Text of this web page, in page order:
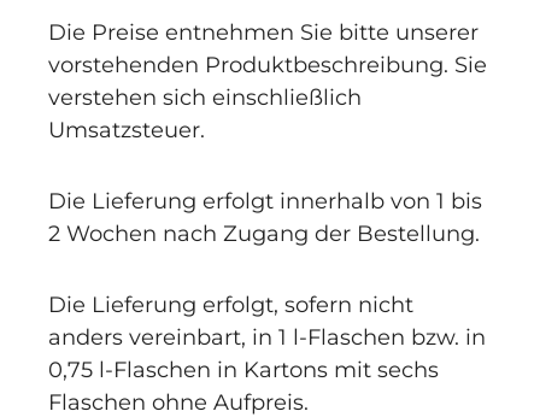
Die Preise entnehmen Sie bitte unserer
vorstehenden Produktbeschreibung. Sie
verstehen sich einschließlich
Umsatzsteuer.
Die Lieferung erfolgt innerhalb von 1 bis
2 Wochen nach Zugang der Bestellung.
Die Lieferung erfolgt, sofern nicht
anders vereinbart, in 1 l-Flaschen bzw. in
0,75 l-Flaschen in Kartons mit sechs
Flaschen ohne Aufpreis.